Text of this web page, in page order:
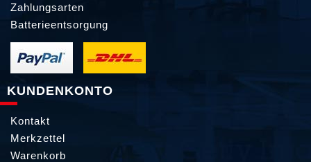
Zahlungsarten
Batterieentsorgung
KUNDENKONTO
Kontakt
Merkzettel
Warenkorb